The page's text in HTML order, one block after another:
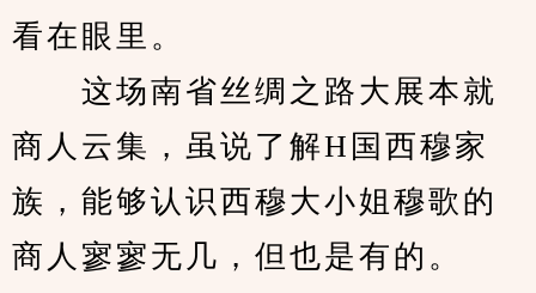
看在眼里。
这场南省丝绸之路大展本就
商人云集，虽说了解H国西穆家
族，能够认识西穆大小姐穆歌的
商人寥寥无几，但也是有的。